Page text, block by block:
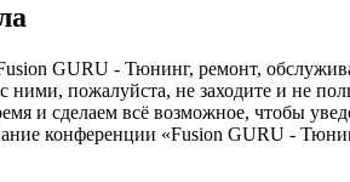
GURU - Тюнинг, ремонт,
пожалуйста, не заходите и не
и сделаем всё возможное, чтобы
конференции «Fusion GURU -